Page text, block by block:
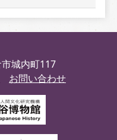
城内町117
お問い合わせ